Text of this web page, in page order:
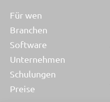
Für wen
Branchen
Software
Unternehmen
Schulungen
Preise